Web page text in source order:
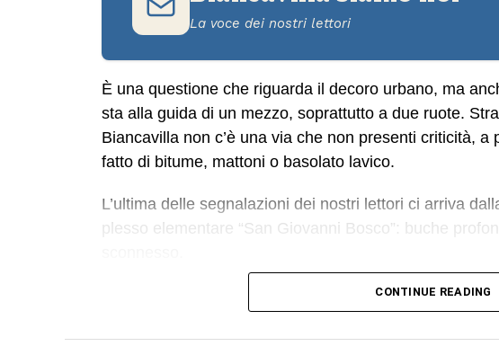
La voce dei nostri lettori
È una questione che riguarda il decoro urbano, ma
sta alla guida di un mezzo, soprattutto a due ruote.
Biancavilla non c’è una via che non presenti criticità,
fatto di bitume, mattoni o basolato lavico.
L’ultima delle segnalazioni dei nostri lettori ci arriva
plesso elementare “San Giovanni Bosco”: buche
«Volevo segnalare – leggiamo nel messaggio
Nicolò Paganini, inizio di via Sandro Botticelli. Sono
CONTINUE READING